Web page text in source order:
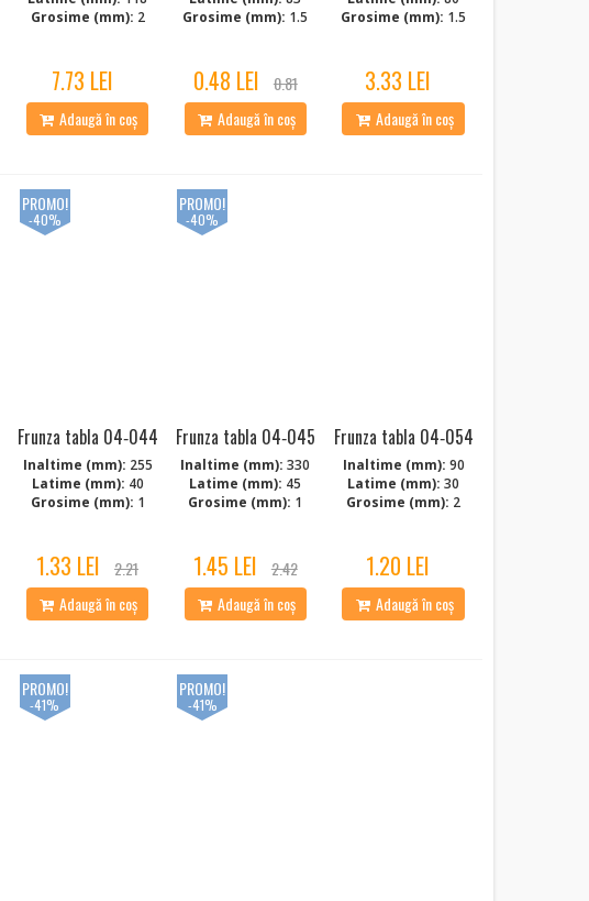
Grosime (mm): 2
7.73 LEI
Adaugă în coș
Grosime (mm): 1.5
0.48 LEI
0.81
Adaugă în coș
Grosime (mm): 1.5
3.33 LEI
Adaugă în coș
Frunza tabla 04‑044
Inaltime (mm): 255
Latime (mm): 40
Grosime (mm): 1
1.33 LEI
2.21
Adaugă în coș
PROMO!
-40%
Frunza tabla 04‑045
Inaltime (mm): 330
Latime (mm): 45
Grosime (mm): 1
1.45 LEI
2.42
Adaugă în coș
PROMO!
-40%
Frunza tabla 04‑054
Inaltime (mm): 90
Latime (mm): 30
Grosime (mm): 2
1.20 LEI
Adaugă în coș
PROMO!
-41%
PROMO!
-41%